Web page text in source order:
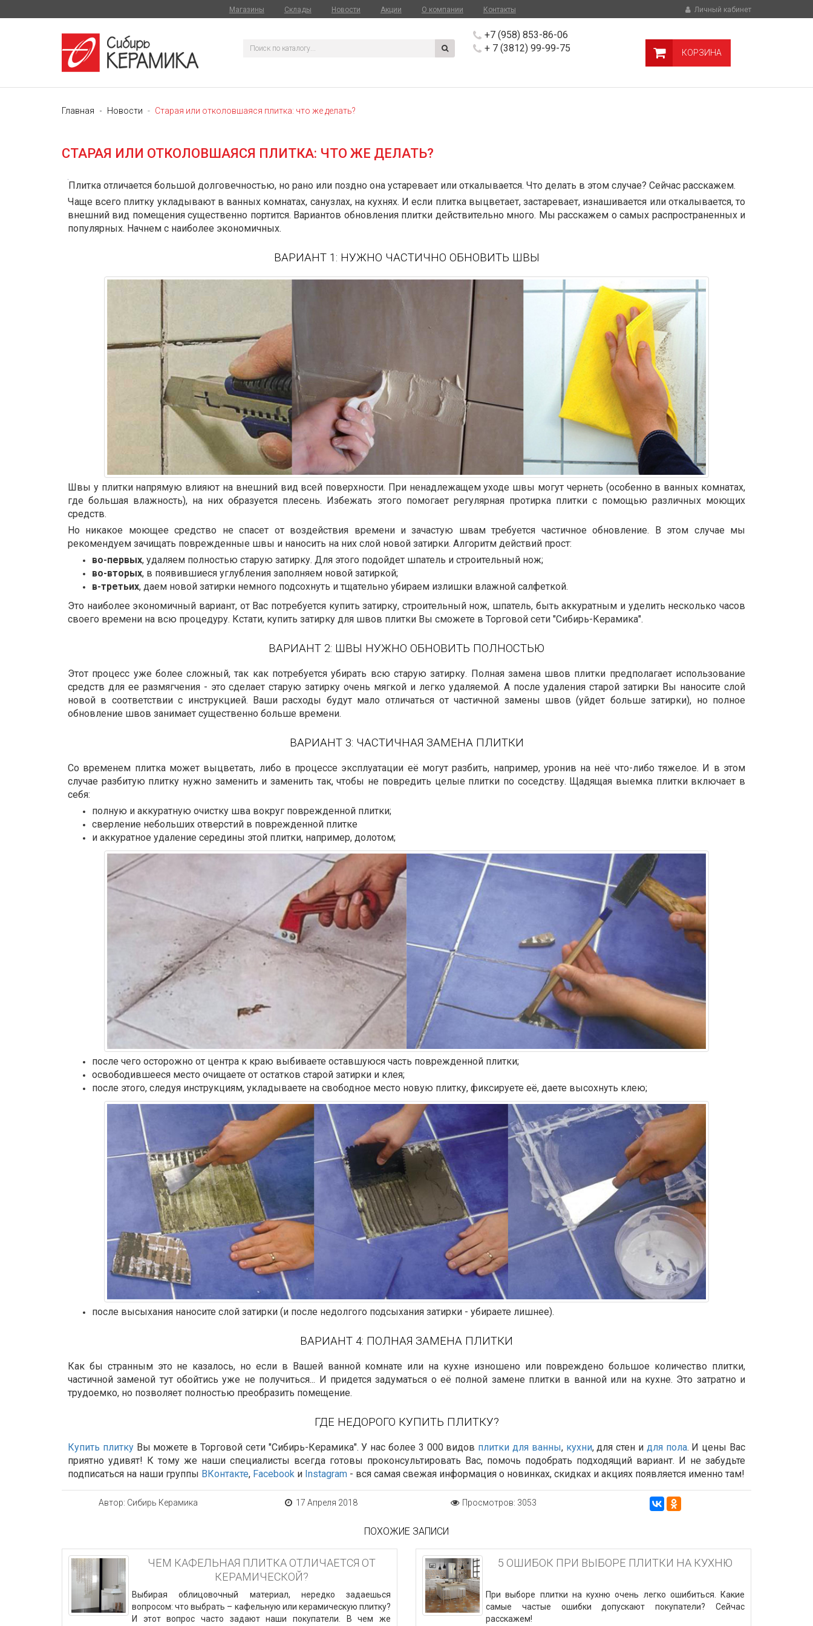
Магазины Склады Новости Акции О компании Контакты Личный кабинет
+7 (958) 853-86-06
+ 7 (3812) 99-99-75
КОРЗИНА
Главная Новости Старая или отколовшаяся плитка: что же делать?
СТАРАЯ ИЛИ ОТКОЛОВШАЯСЯ ПЛИТКА: ЧТО ЖЕ ДЕЛАТЬ?
Плитка отличается большой долговечностью, но рано или поздно она устаревает или откалывается. Что делать в этом случае? Сейчас расскажем.
Чаще всего плитку укладывают в ванных комнатах, санузлах, на кухнях. И если плитка выцветает, застаревает, изнашивается или откалывается, то
внешний вид помещения существенно портится. Вариантов обновления плитки действительно много. Мы расскажем о самых распространенных и
популярных. Начнем с наиболее экономичных.
ВАРИАНТ 1: НУЖНО ЧАСТИЧНО ОБНОВИТЬ ШВЫ
Швы у плитки напрямую влияют на внешний вид всей поверхности. При ненадлежащем уходе швы могут чернеть (особенно в ванных комнатах,
где большая влажность), на них образуется плесень. Избежать этого помогает регулярная протирка плитки с помощью различных моющих
средств.
Но никакое моющее средство не спасет от воздействия времени и зачастую швам требуется частичное обновление. В этом случае мы
рекомендуем зачищать поврежденные швы и наносить на них слой новой затирки. Алгоритм действий прост:
во-первых, удаляем полностью старую затирку. Для этого подойдет шпатель и строительный нож;
во-вторых, в появившиеся углубления заполняем новой затиркой;
в-третьих, даем новой затирки немного подсохнуть и тщательно убираем излишки влажной салфеткой.
Это наиболее экономичный вариант, от Вас потребуется купить затирку, строительный нож, шпатель, быть аккуратным и уделить несколько часов
своего времени на всю процедуру. Кстати, купить затирку для швов плитки Вы сможете в Торговой сети "Сибирь-Керамика".
ВАРИАНТ 2: ШВЫ НУЖНО ОБНОВИТЬ ПОЛНОСТЬЮ
Этот процесс уже более сложный, так как потребуется убирать всю старую затирку. Полная замена швов плитки предполагает использование
средств для ее размягчения - это сделает старую затирку очень мягкой и легко удаляемой. А после удаления старой затирки Вы наносите слой
новой в соответствии с инструкцией. Ваши расходы будут мало отличаться от частичной замены швов (уйдет больше затирки), но полное
обновление швов занимает существенно больше времени.
ВАРИАНТ 3: ЧАСТИЧНАЯ ЗАМЕНА ПЛИТКИ
Со временем плитка может выцветать, либо в процессе эксплуатации её могут разбить, например, уронив на неё что-либо тяжелое. И в этом
случае разбитую плитку нужно заменить и заменить так, чтобы не повредить целые плитки по соседству. Щадящая выемка плитки включает в
себя:
полную и аккуратную очистку шва вокруг поврежденной плитки;
сверление небольших отверстий в поврежденной плитке
и аккуратное удаление середины этой плитки, например, долотом;
после чего осторожно от центра к краю выбиваете оставшуюся часть поврежденной плитки;
освободившееся место очищаете от остатков старой затирки и клея;
после этого, следуя инструкциям, укладываете на свободное место новую плитку, фиксируете её, даете высохнуть клею;
после высыхания наносите слой затирки (и после недолгого подсыхания затирки - убираете лишнее).
ВАРИАНТ 4: ПОЛНАЯ ЗАМЕНА ПЛИТКИ
Как бы странным это не казалось, но если в Вашей ванной комнате или на кухне изношено или повреждено большое количество плитки,
частичной заменой тут обойтись уже не получиться... И придется задуматься о её полной замене плитки в ванной или на кухне. Это затратно и
трудоемко, но позволяет полностью преобразить помещение.
ГДЕ НЕДОРОГО КУПИТЬ ПЛИТКУ?
Купить плиткуВы можете в Торговой сети "Сибирь-Керамика". У нас более 3 000 видов плитки для ванны, кухни, для стен и для пола. И цены Вас
приятно удивят! К тому же наши специалисты всегда готовы проконсультировать Вас, помочь подобрать подходящий вариант. И не забудьте
подписаться на наши группы ВКонтакте, Facebook и Instagram - вся самая свежая информация о новинках, скидках и акциях появляется именно там!
Автор: Сибирь Керамика 17 Апреля 2018 Просмотров: 3053
ПОХОЖИЕ ЗАПИСИ
ЧЕМ КАФЕЛЬНАЯ ПЛИТКА ОТЛИЧАЕТСЯ ОТ
КЕРАМИЧЕСКОЙ?
Выбирая облицовочный материал, нередко задаешься
вопросом: что выбрать – кафельную или керамическую плитку?
И этот вопрос часто задают наши покупатели. В чем же
5 ОШИБОК ПРИ ВЫБОРЕ ПЛИТКИ НА КУХНЮ
При выборе плитки на кухню очень легко ошибиться. Какие
самые частые ошибки допускают покупатели? Сейчас
расскажем!